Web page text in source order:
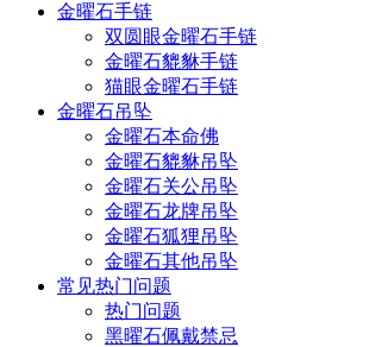
金曜石手链
双圆眼金曜石手链
金曜石貔貅手链
猫眼金曜石手链
金曜石吊坠
金曜石本命佛
金曜石貔貅吊坠
金曜石关公吊坠
金曜石龙牌吊坠
金曜石狐狸吊坠
金曜石其他吊坠
常见热门问题
热门问题
黑曜石佩戴禁忌